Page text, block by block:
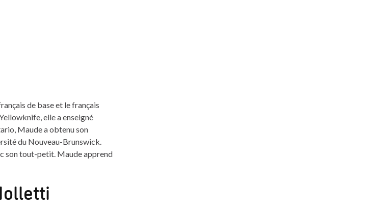
de base et le français
elle a enseigné
Maude a obtenu son
du Nouveau-Brunswick.
son tout-petit. Maude apprend